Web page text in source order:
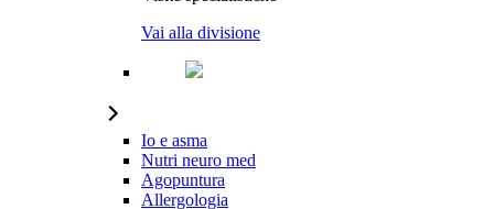
Vai alla divisione
Io e asma
Nutri neuro med
Agopuntura
Allergologia